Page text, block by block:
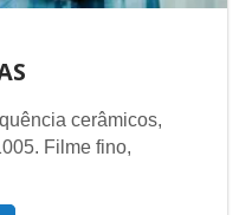
cerâmicos,
Filme fino,